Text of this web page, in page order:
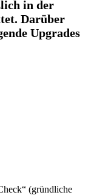
in der
Darüber
Upgrades
(gründliche